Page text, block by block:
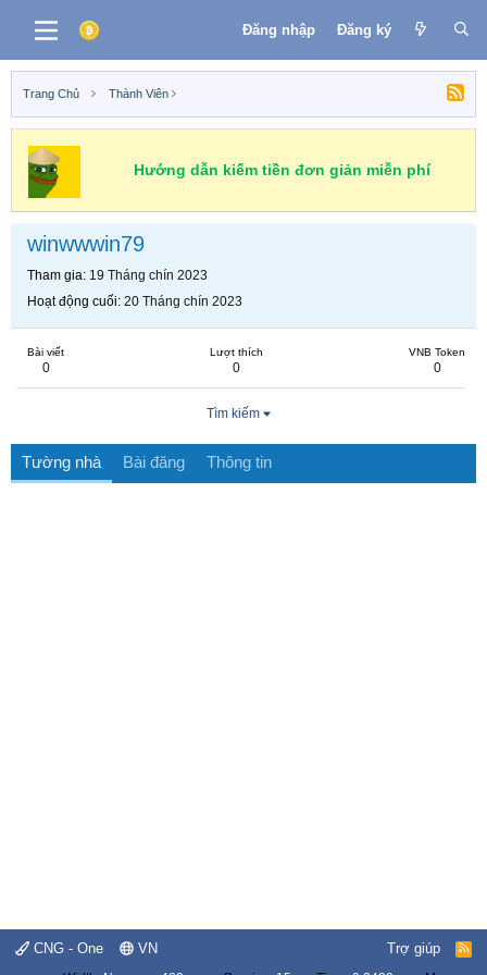
Đăng nhập Đăng ký
Trang Chủ Thành Viên
Hướng dẫn kiếm tiền đơn giản miễn phí
winwwwin79
Tham gia 19 Tháng chín 2023
Hoạt động cuối 20 Tháng chín 2023
Bài viết
0
Lượt thích
0
VNB Token
0
Tìm kiếm
Tường nhà Bài đăng Thông tin
CNG - One VN Trợ giúp
R